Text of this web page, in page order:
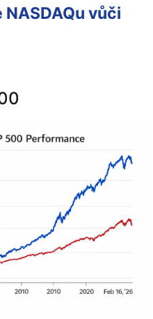
vůči